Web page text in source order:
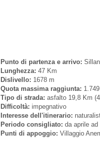
Punto di partenza e arrivo:
Lunghezza: 47 Km
Dislivello: 1678 m
Quota massima raggiunta:
Tipo di strada: asfalto 19,8 Km
Difficoltà: impegnativo
Interesse dell'itinerario:
Periodo consigliato: da aprile
Punti di appoggio: Villaggio